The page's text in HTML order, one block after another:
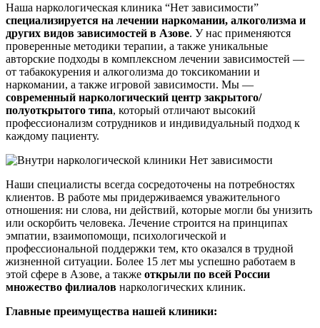
Наша наркологическая клиника “Нет зависимости”
специализируется на лечении наркомании, алкоголизма и
других видов зависимостей в Азове. У нас применяются
проверенные методики терапии, а также уникальные
авторские подходы в комплексном лечении зависимостей —
от табакокурения и алкоголизма до токсикомании и
наркомании, а также игровой зависимости. Мы —
современный наркологический центр закрытого/
полуоткрытого типа, который отличают высокий
профессионализм сотрудников и индивидуальный подход к
каждому пациенту.
Наши специалисты всегда сосредоточены на потребностях
клиентов. В работе мы придерживаемся уважительного
отношения: ни слова, ни действий, которые могли бы унизить
или оскорбить человека. Лечение строится на принципах
эмпатии, взаимопомощи, психологической и
профессиональной поддержки тем, кто оказался в трудной
жизненной ситуации. Более 15 лет мы успешно работаем в
этой сфере в Азове, а также открыли по всей России
множество филиалов наркологических клиник.
Главные преимущества нашей клиники: